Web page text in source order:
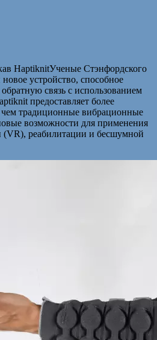
HaptiknitУченые Стэнфордского
новое устройство, способное
связь с использованием
предоставляет более
традиционные вибрационные
возможности для применения
(VR), реабилитации и бесшумной